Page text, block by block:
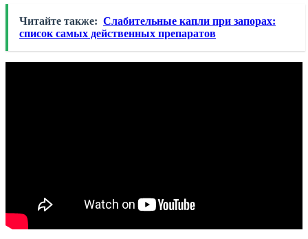
Читайте также: Слабительные капли при запорах:
список самых действенных препаратов